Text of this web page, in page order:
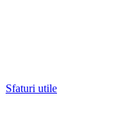
Sfaturi utile